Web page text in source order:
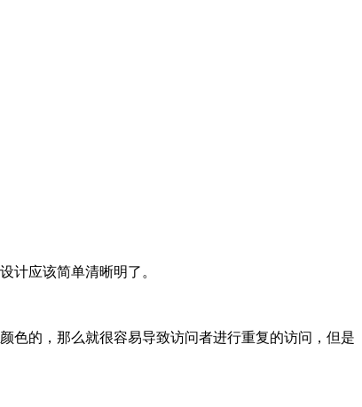
计应该简单清晰明了。
色的，那么就很容易导致访问者进行重复的访问，但是